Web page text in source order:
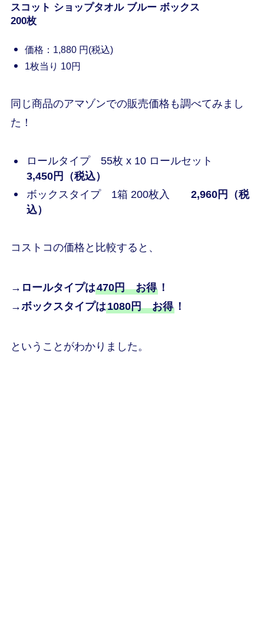
スコット ショップタオル ブルー ボックス
200枚
価格：1,880 円(税込)
1枚当り 10円
同じ商品のアマゾンでの販売価格も調べてみまし
た！
ロールタイプ 55枚 x 10 ロールセット
3,450円（税込）
ボックスタイプ 1箱 200枚入 2,960円（税
込）
コストコの価格と比較すると、
→ロールタイプは470円 お得！
→ボックスタイプは1080円 お得！
ということがわかりました。